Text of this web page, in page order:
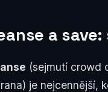
a
(sejmutí crowd
je nejcennější,